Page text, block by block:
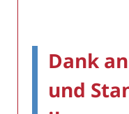
Dank
und